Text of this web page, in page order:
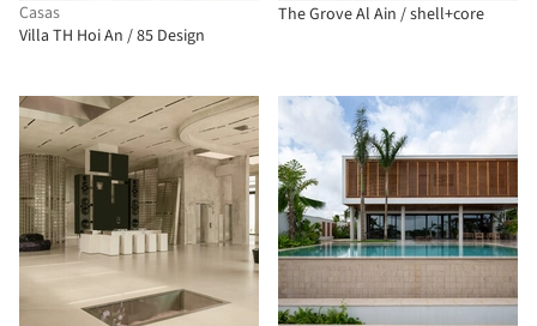
Casas
Villa TH Hoi An / 85 Design
The Grove Al Ain / shell+core